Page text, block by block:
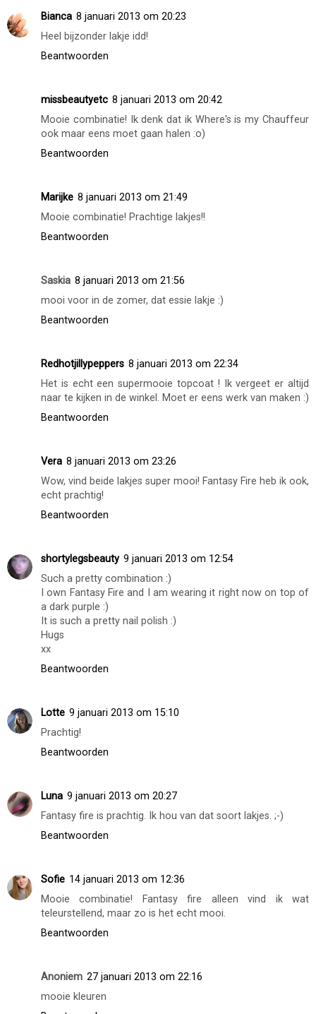
Bianca 8 januari 2013 om 20:23
Heel bijzonder lakje idd!
Beantwoorden
missbeautyetc 8 januari 2013 om 20:42
Mooie combinatie! Ik denk dat ik Where's is my Chauffeur
ook maar eens moet gaan halen :o)
Beantwoorden
Marijke 8 januari 2013 om 21:49
Mooie combinatie! Prachtige lakjes!!
Beantwoorden
Saskia 8 januari 2013 om 21:56
mooi voor in de zomer, dat essie lakje :)
Beantwoorden
Redhotjillypeppers 8 januari 2013 om 22:34
Het is echt een supermooie topcoat ! Ik vergeet er altijd
naar te kijken in de winkel. Moet er eens werk van maken :)
Beantwoorden
Vera 8 januari 2013 om 23:26
Wow, vind beide lakjes super mooi! Fantasy Fire heb ik ook,
echt prachtig!
Beantwoorden
shortylegsbeauty 9 januari 2013 om 12:54
Such a pretty combination :)
I own Fantasy Fire and I am wearing it right now on top of
a dark purple :)
It is such a pretty nail polish :)
Hugs
xx
Beantwoorden
Lotte 9 januari 2013 om 15:10
Prachtig!
Beantwoorden
Luna 9 januari 2013 om 20:27
Fantasy fire is prachtig. Ik hou van dat soort lakjes. ;-)
Beantwoorden
Sofie 14 januari 2013 om 12:36
Mooie combinatie! Fantasy fire alleen vind ik wat
teleurstellend, maar zo is het echt mooi.
Beantwoorden
Anoniem 27 januari 2013 om 22:16
mooie kleuren